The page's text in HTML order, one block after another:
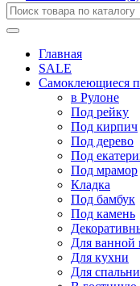
Главная
SALE
Самоклеющиеся
в Рулоне
Под рейку
Под кирпич
Под дерево
Под
Под мрамор
Кладка
Под бамбук
Под камень
Для ванной
Для кухни
Для спальни